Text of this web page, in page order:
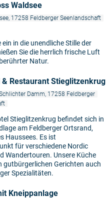
Waldsee
17258 Feldberger Seenlandschaft
ein in die unendliche Stille der
Sie die herrlich frische Luft
Natur.
& Restaurant Stieglitzenkrug
Damm, 17258 Feldberger
Stieglitzenkrug befindet sich in
am Feldberger Ortsrand,
Haussees. Es ist
für verschiedene Nordic
Wandertouren. Unsere Küche
gutbürgerlichen Gerichten auch
Spezialitäten.
Kneippanlage